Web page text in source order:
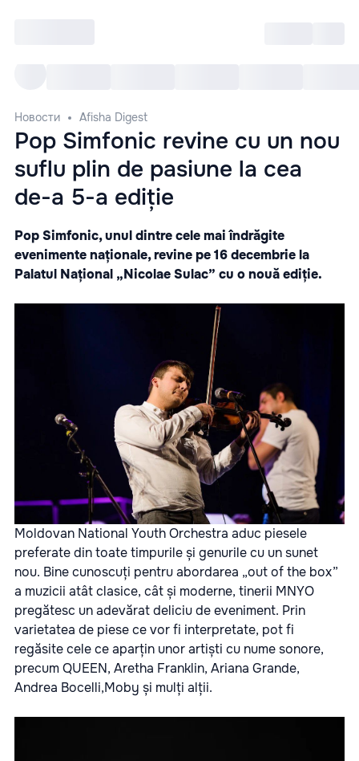
Новости Afisha Digest
Pop Simfonic revine cu un nou
suflu plin de pasiune la cea
de-a 5-a ediție
Pop Simfonic, unul dintre cele mai îndrăgite
evenimente naționale, revine pe 16 decembrie la
Palatul Național „Nicolae Sulac” cu o nouă ediție.
Moldovan National Youth Orchestra aduc piesele
preferate din toate timpurile și genurile cu un sunet
nou. Bine cunoscuți pentru abordarea „out of the box”
a muzicii atât clasice, cât și moderne, tinerii MNYO
pregătesc un adevărat deliciu de eveniment. Prin
varietatea de piese ce vor fi interpretate, pot fi
regăsite cele ce aparțin unor artiști cu nume sonore,
precum QUEEN, Aretha Franklin, Ariana Grande,
Andrea Bocelli,Moby și mulți alții.